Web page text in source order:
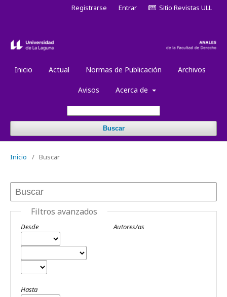
Inicio Actual Normas de Publicación Archivos
Avisos Acerca de
Buscar
Registrarse Entrar Sitio Revistas ULL
Inicio / Buscar
Filtros avanzados
Desde
Hasta
Autores/as